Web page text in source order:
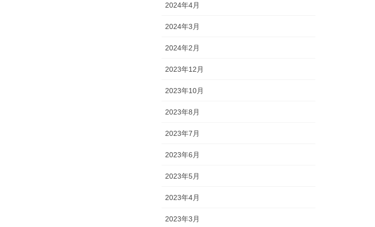
2024年4月
2024年3月
2024年2月
2023年12月
2023年10月
2023年8月
2023年7月
2023年6月
2023年5月
2023年4月
2023年3月